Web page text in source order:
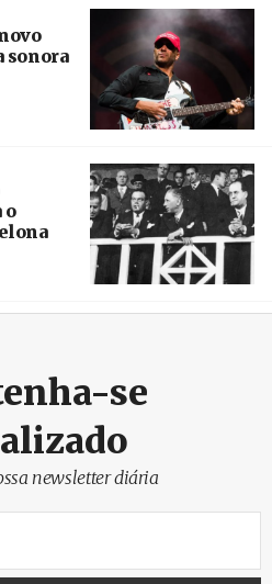
sonora
o
se
newsletter diária